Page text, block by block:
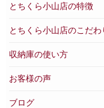
とちくら小山店の特徴
とちくら小山店のこだわ
収納庫の使い方
お客様の声
ブログ